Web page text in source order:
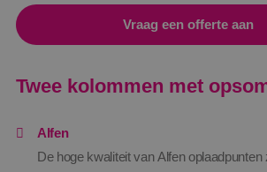
Vraag een offerte aan
Twee kolommen met
Alfen
De hoge kwaliteit van Alfen